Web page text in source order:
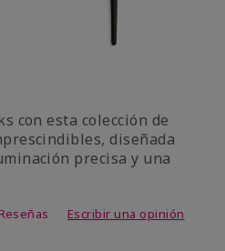
con esta colección de
diseñada
precisa y una
5 de 5
Escribir una opinión